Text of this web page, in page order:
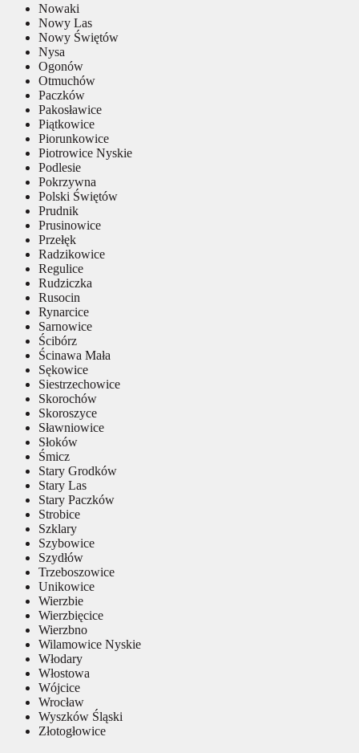
Nowaki
Nowy Las
Nowy Świętów
Nysa
Ogonów
Otmuchów
Paczków
Pakosławice
Piątkowice
Piorunkowice
Piotrowice Nyskie
Podlesie
Pokrzywna
Polski Świętów
Prudnik
Prusinowice
Przełęk
Radzikowice
Regulice
Rudziczka
Rusocin
Rynarcice
Sarnowice
Ścibórz
Ścinawa Mała
Sękowice
Siestrzechowice
Skorochów
Skoroszyce
Sławniowice
Słoków
Śmicz
Stary Grodków
Stary Las
Stary Paczków
Strobice
Szklary
Szybowice
Szydłów
Trzeboszowice
Unikowice
Wierzbie
Wierzbięcice
Wierzbno
Wilamowice Nyskie
Włodary
Włostowa
Wójcice
Wrocław
Wyszków Śląski
Złotogłowice